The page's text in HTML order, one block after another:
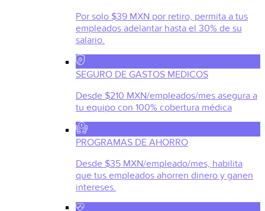
Por solo $39 MXN por retiro, permita a tus
empleados adelantar hasta el 30% de su
salario.
SEGURO DE GASTOS MEDICOS
Desde $210 MXN/empleados/mes asegura a
tu equipo con 100% cobertura médica
PROGRAMAS DE AHORRO
Desde $35 MXN/empleado/mes, habilita
que tus empleados ahorren dinero y ganen
intereses.